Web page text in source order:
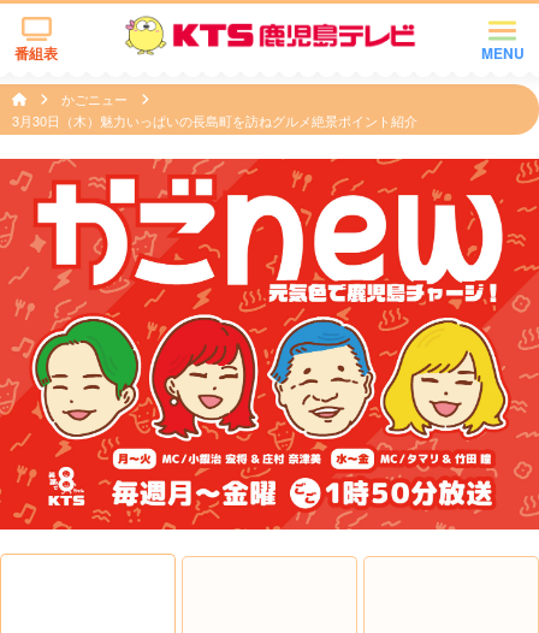
MENU
番組表
かごニュー
3月30日（木）魅力いっぱいの長島町を訪ねグルメ絶景ポイント紹介